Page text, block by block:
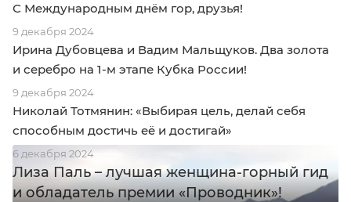
С Международным днём гор, друзья!
9 декабря 2024
Ирина Дубовцева и Вадим Мальщуков. Два золота
и серебро на 1-м этапе Кубка России!
9 декабря 2024
Николай Тотмянин: «Выбирая цель, делай себя
способным достичь её и достигай»
6 декабря 2024
Лиза Паль – лучшая женщина-горный гид
и обладатель премии «Проводник»!